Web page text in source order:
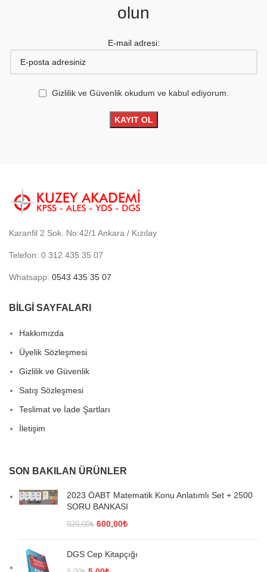
olun
E-mail adresi:
Gizlilik ve Güvenlik okudum ve kabul ediyorum.
Karanfil 2 Sok. No:42/1 Ankara / Kızılay
Telefon: 0 312 435 35 07
Whatsapp: 0543 435 35 07
BİLGİ SAYFALARI
Hakkımızda
Üyelik Sözleşmesi
Gizlilik ve Güvenlik
Satış Sözleşmesi
Teslimat ve İade Şartları
İletişim
SON BAKILAN ÜRÜNLER
2023 ÖABT Matematik Konu Anlatımlı Set + 2500
SORU BANKASI
920,00₺ Orijinal
920,00₺.
600,00₺Şu
fiyat:
600,00₺.
DGS Cep Kitapçığı